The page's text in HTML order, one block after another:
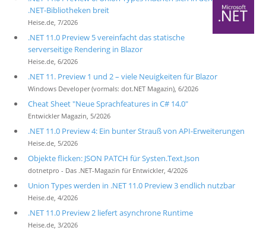
.NET-Bibliotheken breit
Heise.de, 7/2026
.NET 11.0 Preview 5 vereinfacht das statische
serverseitige Rendering in Blazor
Heise.de, 6/2026
.NET 11. Preview 1 und 2 – viele Neuigkeiten für Blazor
Windows Developer (vormals: dot.NET Magazin), 6/2026
Cheat Sheet "Neue Sprachfeatures in C# 14.0"
Entwickler Magazin, 5/2026
.NET 11.0 Preview 4: Ein bunter Strauß von API-Erweiterungen
Heise.de, 5/2026
Objekte flicken: JSON PATCH für Systen.Text.Json
dotnetpro - Das .NET-Magazin für Entwickler, 4/2026
Union Types werden in .NET 11.0 Preview 3 endlich nutzbar
Heise.de, 4/2026
.NET 11.0 Preview 2 liefert asynchrone Runtime
Heise.de, 3/2026